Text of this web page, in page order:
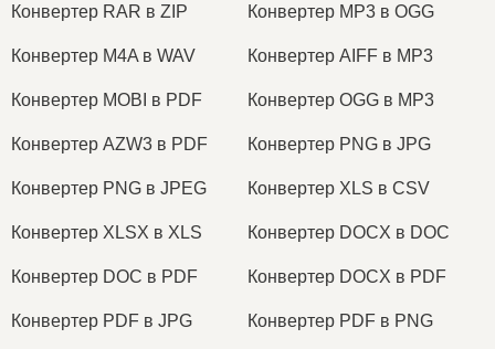
Конвертер RAR в ZIP Конвертер MP3 в OGG
Конвертер M4A в WAV Конвертер AIFF в MP3
Конвертер MOBI в PDF Конвертер OGG в MP3
Конвертер AZW3 в PDF Конвертер PNG в JPG
Конвертер PNG в JPEG Конвертер XLS в CSV
Конвертер XLSX в XLS Конвертер DOCX в DOC
Конвертер DOC в PDF Конвертер DOCX в PDF
Конвертер PDF в JPG Конвертер PDF в PNG